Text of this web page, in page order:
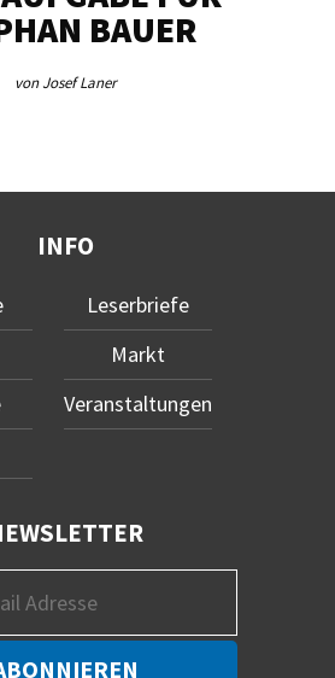
BAUER
von Josef Laner
INFO
Leserbriefe
Markt
Veranstaltungen